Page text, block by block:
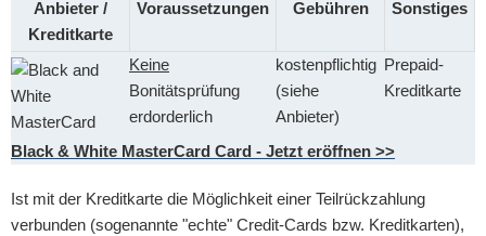
Anbieter /
Kreditkarte
Voraussetzungen Gebühren Sonstiges
Keine
Bonitätsprüfung
erdorderlich
kostenpflichtig
(siehe
Anbieter)
Prepaid-
Kreditkarte
Black & White MasterCard Card - Jetzt eröffnen >>
Ist mit der Kreditkarte die Möglichkeit einer Teilrückzahlung
verbunden (sogenannte "echte" Credit-Cards bzw. Kreditkarten),